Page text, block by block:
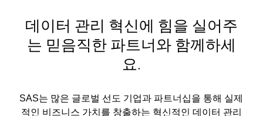
데이터 관리 혁신에 힘을 실어주
는 믿음직한 파트너와 함께하세
요.
SAS는 많은 글로벌 선도 기업과 파트너십을 통해 실제
적인 비즈니스 가치를 창출하는 혁신적인 데이터 관리